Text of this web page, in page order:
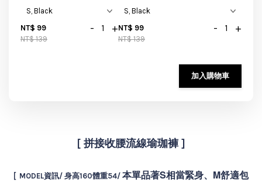
NT$ 99
NT$ 139
- +NT$ 99
NT$ 139
- +
加入購物車
[ 拼接收腰流線瑜珈褲 ]
[ MODEL資訊/ 身高160體重54/ 本單品著S相當緊身、M舒適包